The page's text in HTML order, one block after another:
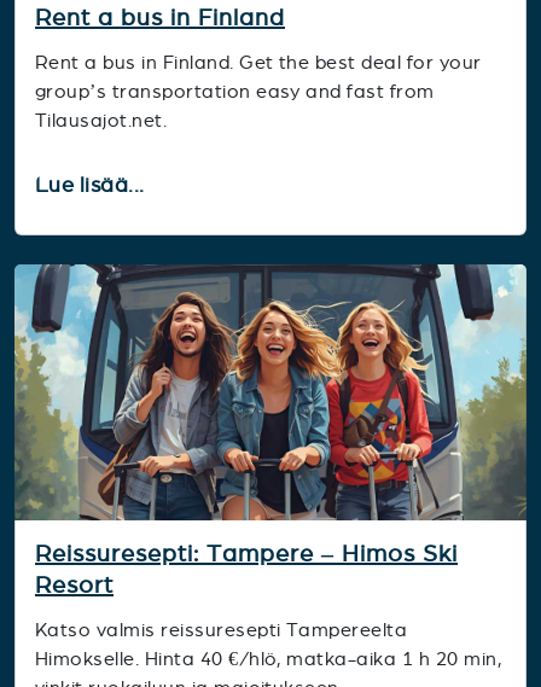
Rent a bus in Finland
Rent a bus in Finland. Get the best deal for your
group’s transportation easy and fast from
Tilausajot.net.
Lue lisää...
Reissuresepti: Tampere – Himos Ski
Resort
Katso valmis reissuresepti Tampereelta
Himokselle. Hinta 40 €/hlö, matka-aika 1 h 20 min,